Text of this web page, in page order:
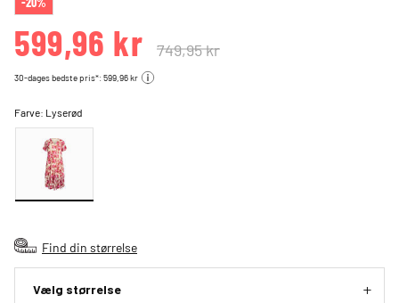
599,96 kr 749,95 kr
30-dages bedste pris*: 599,96 kr
Farve: Lyserød
Find din størrelse
Vælg størrelse